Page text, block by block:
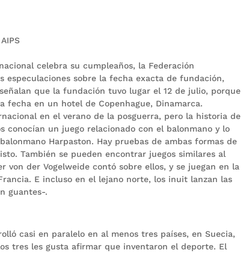
celebra su cumpleaños, la Federación
especulaciones sobre la fecha exacta de fundación,
que la fundación tuvo lugar el 12 de julio, porque
fecha en un hotel de Copenhague, Dinamarca.
en el verano de la posguerra, pero la historia de
conocían un juego relacionado con el balonmano y lo
Harpaston. Hay pruebas de ambas formas de
También se pueden encontrar juegos similares al
von der Vogelweide contó sobre ellos, y se juegan en la
E incluso en el lejano norte, los inuit lanzan las
guantes-.
casi en paralelo en al menos tres países, en Suecia,
tres les gusta afirmar que inventaron el deporte. El